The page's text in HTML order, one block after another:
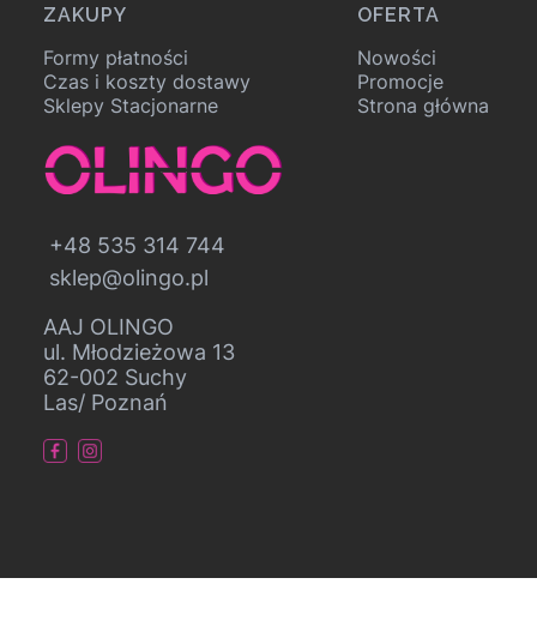
Linki w stopce
ZAKUPY
Formy płatności
Czas i koszty dostawy
Sklepy Stacjonarne
OFERTA
Nowości
Promocje
Strona główna
+48 535 314 744
sklep@olingo.pl
AAJ OLINGO
ul. Młodzieżowa 13
62-002 Suchy
Las/ Poznań